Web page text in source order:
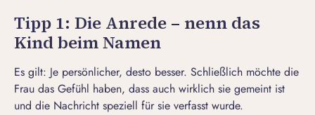
Tipp 1: Die Anrede – nenn das
Kind beim Namen
Es gilt: Je persönlicher, desto besser. Schließlich möchte die
Frau das Gefühl haben, dass auch wirklich sie gemeint ist
und die Nachricht speziell für sie verfasst wurde.